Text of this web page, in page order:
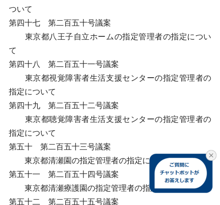
ついて
第四十七 第二百五十号議案
東京都八王子自立ホームの指定管理者の指定につい
て
第四十八 第二百五十一号議案
東京都視覚障害者生活支援センターの指定管理者の
指定について
第四十九 第二百五十二号議案
東京都聴覚障害者生活支援センターの指定管理者の
指定について
第五十 第二百五十三号議案
東京都清瀬園の指定管理者の指定について
第五十一 第二百五十四号議案
東京都清瀬療護園の指定管理者の指定について
第五十二 第二百五十五号議案